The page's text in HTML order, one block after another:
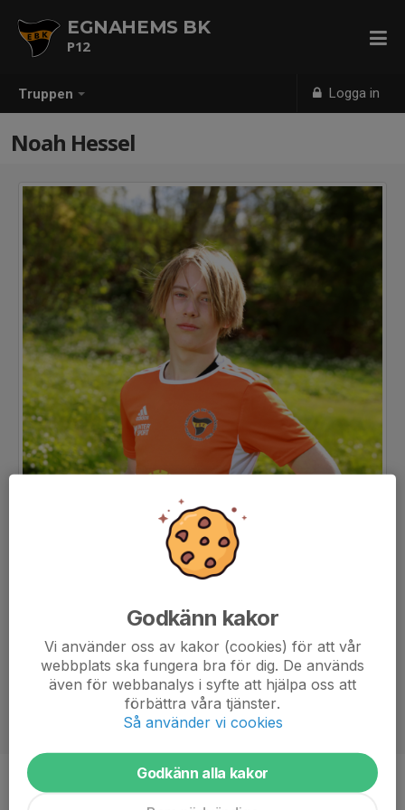
Truppen Logga in
EGNAHEMS BK
P12
Noah Hessel
Position
-
Godkänn kakor
Vi använder oss av kakor (cookies) för att vår
webbplats ska fungera bra för dig. De används
även för webbanalys i syfte att hjälpa oss att
förbättra våra tjänster.
Så använder vi cookies
Godkänn alla kakor